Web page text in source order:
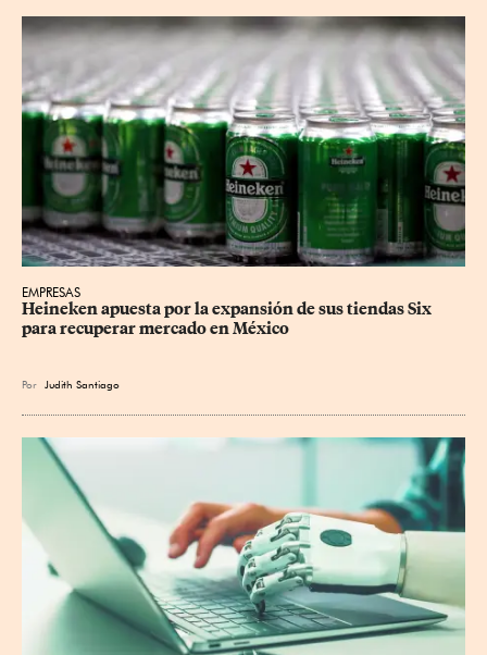
EMPRESAS
Heineken apuesta por la expansión de sus tiendas Six
para recuperar mercado en México
Por Judith Santiago